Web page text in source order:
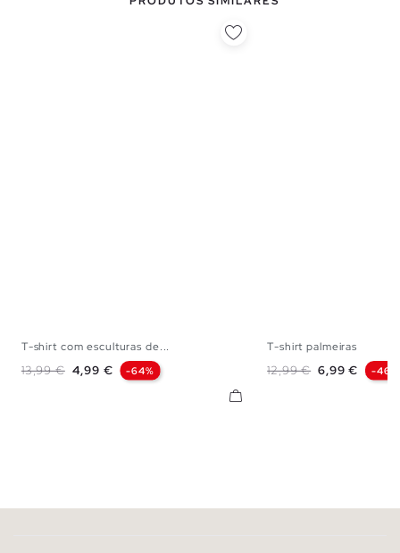
T-shirt com esculturas de...
Preço normal
13,99 € Preço
4,99 € -64%
T-shirt palmeiras
Preço normal
12,99 € Preço
6,99 € -46%